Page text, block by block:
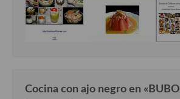
Cocina con ajo negro en